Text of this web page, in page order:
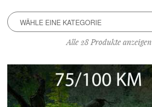
Alle 28 Produkte anzeigen